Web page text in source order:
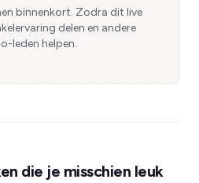
binnenkort. Zodra dit live
delen en andere
leden helpen.
die je misschien leuk